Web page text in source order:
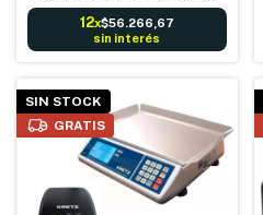
12x$56.266,67
sin interés
SIN STOCK
GRATIS